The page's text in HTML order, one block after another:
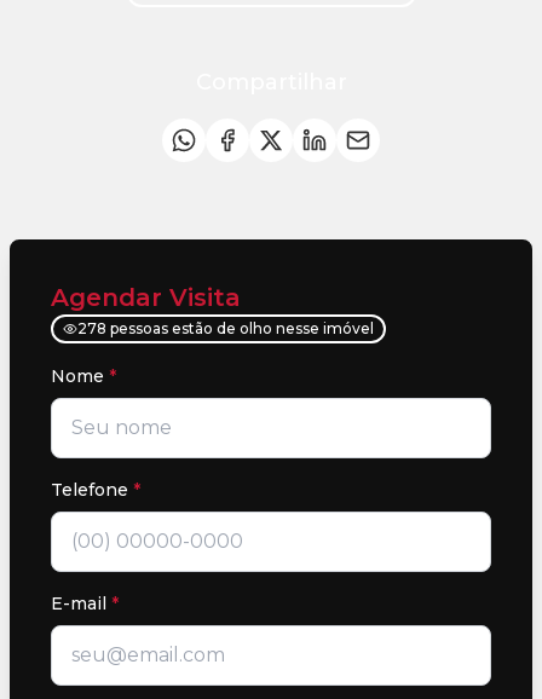
Agendar Visita
278 pessoas estão de olho nesse imóvel
Nome *
Telefone *
E-mail *